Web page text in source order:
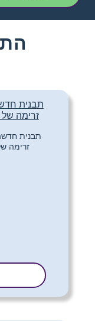
תבנית
זרימה של